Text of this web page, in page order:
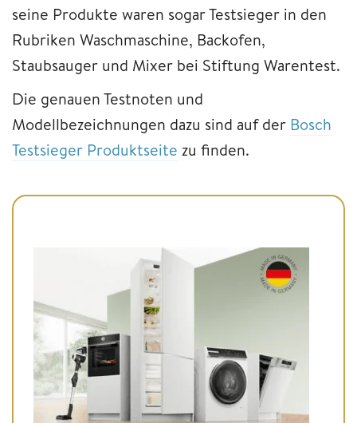
seine Produkte waren sogar Testsieger in den
Rubriken Waschmaschine, Backofen,
Staubsauger und Mixer bei Stiftung Warentest.
Die genauen Testnoten und
Modellbezeichnungen dazu sind auf der Bosch
Testsieger Produktseite zu finden.